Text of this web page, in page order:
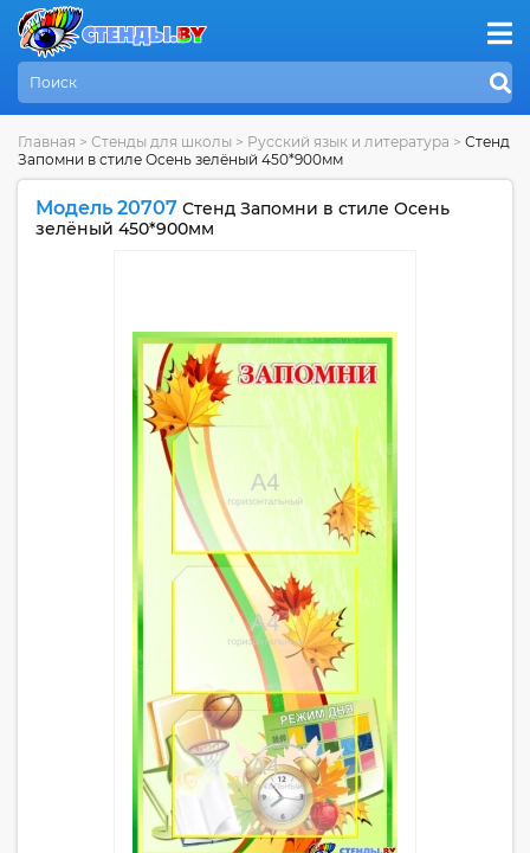
Главная > Стенды для школы > Русский язык и литература > Стенд
Запомни в стиле Осень зелёный 450*900мм
Модель 20707 Стенд Запомни в стиле Осень
зелёный 450*900мм